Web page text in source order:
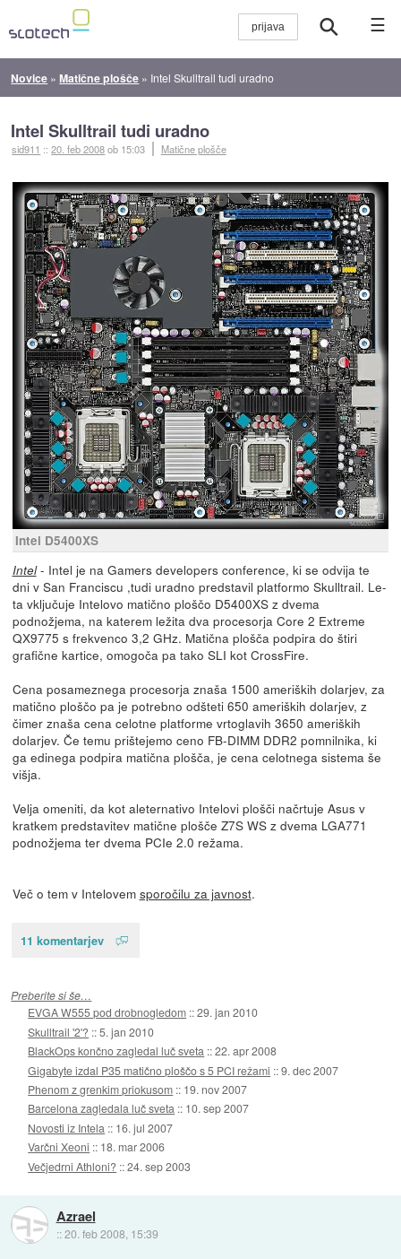
☰
Novice »Matične plošče » Intel Skulltrail tudi uradno
Intel Skulltrail tudi uradno
sid911 ::20. feb 2008ob 15:03 Matične plošče
Intel D5400XS
Intel- Intel je na Gamers developers conference, ki se odvija te
dni v San Franciscu ,tudi uradno predstavil platformo Skulltrail. Le-
ta vključuje Intelovo matično ploščo D5400XS z dvema
podnožjema, na katerem ležita dva procesorja Core 2 Extreme
QX9775 s frekvenco 3,2 GHz. Matična plošča podpira do štiri
grafične kartice, omogoča pa tako SLI kot CrossFire.
Cena posameznega procesorja znaša 1500 ameriških dolarjev, za
matično ploščo pa je potrebno odšteti 650 ameriških dolarjev, z
čimer znaša cena celotne platforme vrtoglavih 3650 ameriških
dolarjev. Če temu prištejemo ceno FB-DIMM DDR2 pomnilnika, ki
ga edinega podpira matična plošča, je cena celotnega sistema še
višja.
Velja omeniti, da kot aleternativo Intelovi plošči načrtuje Asus v
kratkem predstavitev matične plošče Z7S WS z dvema LGA771
podnožjema ter dvema PCIe 2.0 režama.
Več o tem v Intelovem sporočilu za javnost.
11 komentarjev
Preberite si še…
EVGA W555 pod drobnogledom ::29. jan 2010
Skulltrail '2'? ::5. jan 2010
BlackOps končno zagledal luč sveta ::22. apr 2008
Gigabyte izdal P35 matično ploščo s 5 PCI režami ::9. dec 2007
Phenom z grenkim priokusom :: 19. nov 2007
Barcelona zagledala luč sveta :: 10. sep 2007
Novosti iz Intela :: 16. jul 2007
Varčni Xeoni :: 18. mar 2006
Večjedrni Athloni? ::24. sep 2003
Azrael
::20. feb 2008, 15:39